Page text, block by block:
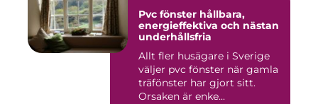
Pvc fönster hållbara,
energieffektiva och nästan
underhållsfria
Allt fler husägare i Sverige
väljer pvc fönster när gamla
träfönster har gjort sitt.
Orsaken är enke...